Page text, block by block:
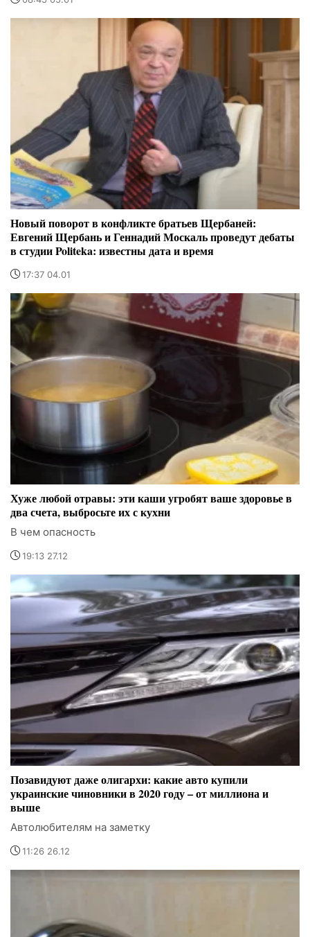
Новый поворот в конфликте братьев Щербаней:
Евгений Щербань и Геннадий Москаль проведут дебаты
в студии Politeka: известны дата и время
17:37 04.01
Хуже любой отравы: эти каши угробят ваше здоровье в
два счета, выбросьте их с кухни
В чем опасность
19:13 27.12
Позавидуют даже олигархи: какие авто купили
украинские чиновники в 2020 году – от миллиона и
выше
Автолюбителям на заметку
11:26 26.12